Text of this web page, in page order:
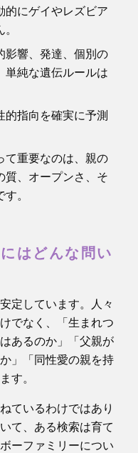
的にゲイやレズビア
影響、発達、個別の
単純な遺伝ルールは
的指向を確実に予測
て重要なのは、親の
質、オープンさ、そ
。
はどんな問い
定しています。人々
でなく、「生まれつ
あるのか」「父親が
」「同性愛の親を持
す。
ているわけではあり
て、ある検索は育て
ーファミリーについ